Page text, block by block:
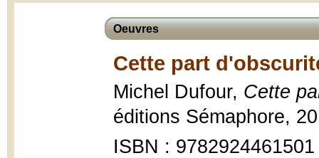
Oeuvres
Cette part
Michel Dufour, Cette
éditions Sémaphore,
ISBN : 9782924461501